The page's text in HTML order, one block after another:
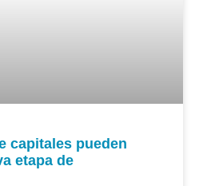
capitales pueden
etapa de